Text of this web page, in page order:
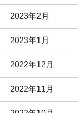
2023年2月
2023年1月
2022年12月
2022年11月